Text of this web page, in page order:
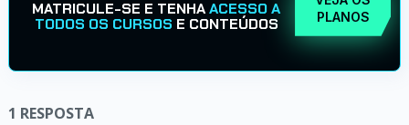
MATRICULE-SE E TENHAACESSO A
TODOS OS CURSOS E CONTEÚDOS
PLANOS
1 RESPOSTA